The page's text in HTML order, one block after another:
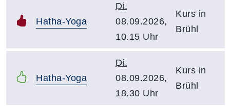
Hatha-Yoga
Di.
08.09.2026,
10.15 Uhr
Kurs in
Brühl
Hatha-Yoga
Di.
08.09.2026,
18.30 Uhr
Kurs in
Brühl